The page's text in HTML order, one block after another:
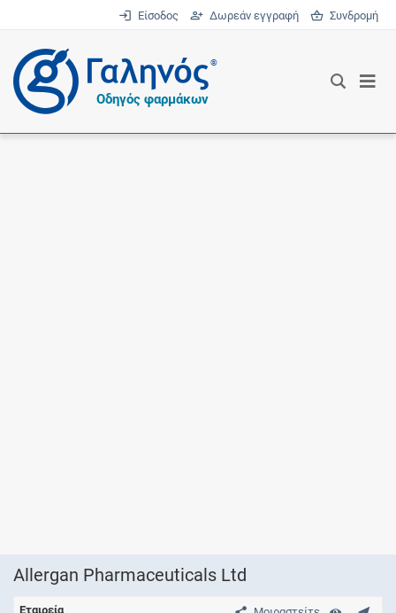
Είσοδος Δωρεάν εγγραφή Συνδρομή
®
Οδηγός φαρμάκων
Allergan Pharmaceuticals Ltd
Εταιρεία